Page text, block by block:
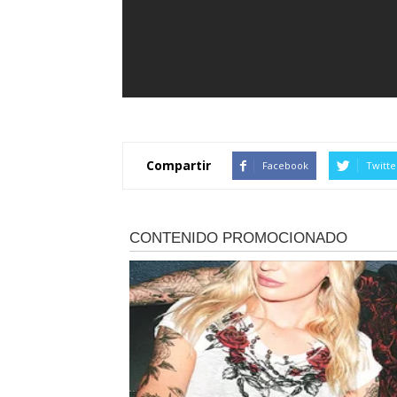
Compartir Facebook